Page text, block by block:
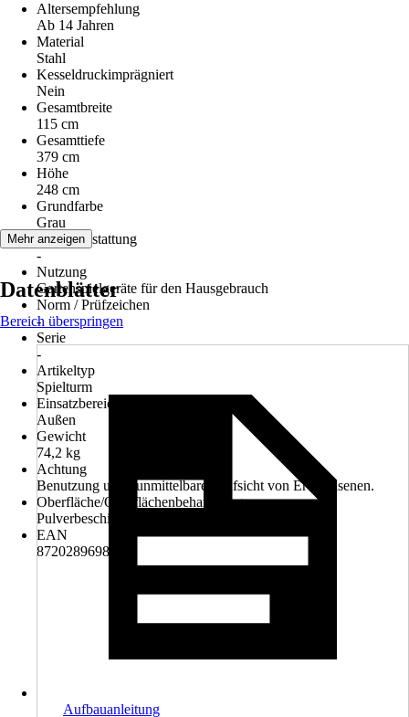
Altersempfehlung
Ab 14 Jahren
Material
Stahl
Kesseldruckimprägniert
Nein
Gesamtbreite
115 cm
Gesamttiefe
379 cm
Höhe
248 cm
Grundfarbe
Grau
Serienausstattung
-
Nutzung
Gartenspielgeräte für den Hausgebrauch
Norm / Prüfzeichen
-
Serie
-
Artikeltyp
Spielturm
Einsatzbereich
Außen
Gewicht
74,2 kg
Achtung
Benutzung unter unmittelbarer Aufsicht von Erwachsenen.
Oberfläche/Oberflächenbehandlung
Pulverbeschichtet
EAN
8720289698690
Mehr anzeigen
Datenblätter
Bereich überspringen
Aufbauanleitung